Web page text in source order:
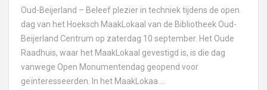
Oud-Beijerland – Beleef plezier in techniek tijdens de open
dag van het Hoeksch MaakLokaal van de Bibliotheek Oud-
Beijerland Centrum op zaterdag 10 september. Het Oude
Raadhuis, waar het MaakLokaal gevestigd is, is die dag
vanwege Open Monumentendag geopend voor
geïnteresseerden. In het MaakLokaa....